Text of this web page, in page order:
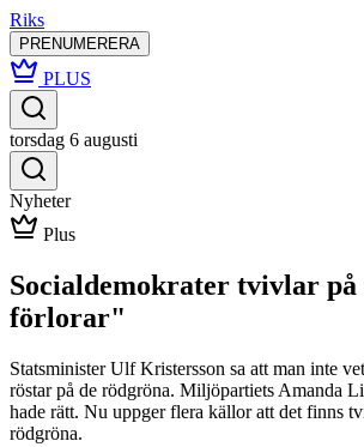
Riks
PRENUMERERA
PLUS
torsdag 6 augusti
Nyheter
Plus
Socialdemokrater tvivlar
förlorar"
Statsminister Ulf Kristersson sa att man inte
röstar på de rödgröna. Miljöpartiets Amanda
hade rätt. Nu uppger flera källor att det finns
rödgröna.